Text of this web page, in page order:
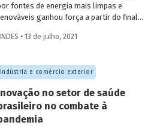
fontes de energia mais limpas e
ganhou força a partir do final
de redução das emissões de CO
segue crescendo, o gás
desponta como combustível
de apoiar a transição para a
de baixo carbono, aproveitando
infraestrutura já existente com menor
ambiental do que outros
• 13 de julho, 2021
Indústria e comércio exterior
no setor de saúde
no combate à